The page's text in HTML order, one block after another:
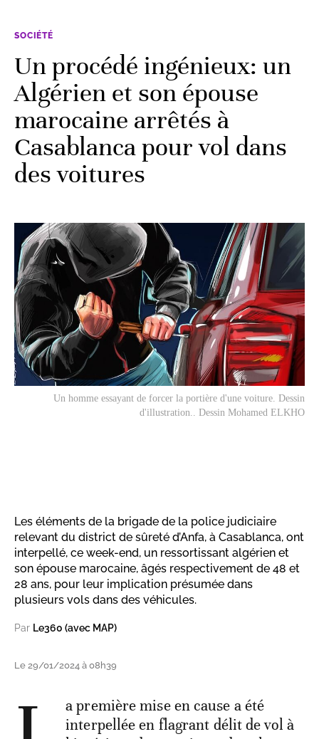
SOCIÉTÉ
Un procédé ingénieux: un
Algérien et son épouse
marocaine arrêtés à
Casablanca pour vol dans
des voitures
Un homme essayant de forcer la portière d'une voiture. Dessin
d'illustration.. Dessin Mohamed ELKHO
Les éléments de la brigade de la police judiciaire
relevant du district de sûreté d’Anfa, à Casablanca, ont
interpellé, ce week-end, un ressortissant algérien et
son épouse marocaine, âgés respectivement de 48 et
28 ans, pour leur implication présumée dans
plusieurs vols dans des véhicules.
Par Le360 (avec MAP)
Le 29/01/2024 à 08h39
a première mise en cause a été
interpellée en flagrant délit de vol à